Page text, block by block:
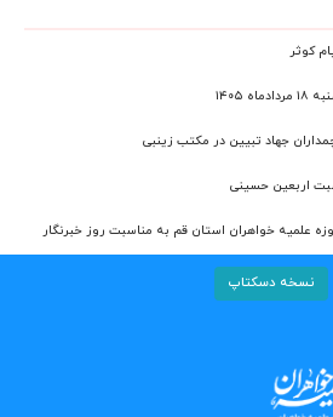
کوثر
جهاد تبیین در مکتب زینبی
اربعین حسینی
علمیه خواهران استان قم به مناسبت روز خبرنگار
نسخه دسکتاپ